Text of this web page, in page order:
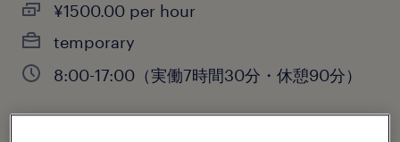
¥1500.00 per hour
temporary
8:00-17:00（実働7時間30分・休憩90分）